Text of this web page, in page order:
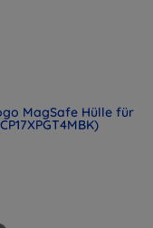
MagSafe Hülle für